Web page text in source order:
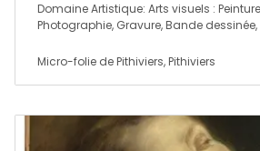
Domaine Artistique: Arts visuels :
Photographie, Gravure, Bande
Micro-folie de Pithiviers, Pithiviers